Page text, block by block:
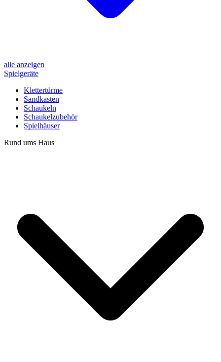
alle anzeigen
Spielgeräte
Klettertürme
Sandkasten
Schaukeln
Schaukelzubehör
Spielhäuser
Rund ums Haus